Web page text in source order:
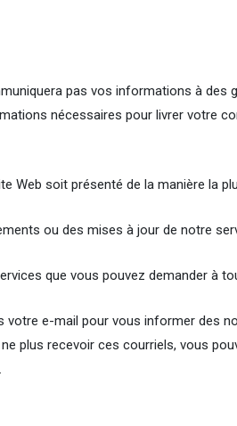
pas vos informations à des
nécessaires pour livrer votre
Web soit présenté de la manière la
ou des mises à jour de notre
que vous pouvez demander à
votre e-mail pour vous informer des
plus recevoir ces courriels, vous